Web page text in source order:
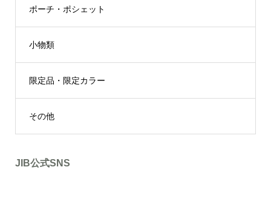
ポーチ・ポシェット
小物類
限定品・限定カラー
その他
JIB公式SNS